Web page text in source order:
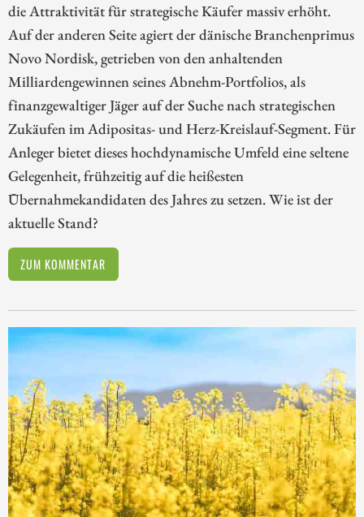
die Attraktivität für strategische Käufer massiv erhöht.
Auf der anderen Seite agiert der dänische Branchenprimus
Novo Nordisk, getrieben von den anhaltenden
Milliardengewinnen seines Abnehm-Portfolios, als
finanzgewaltiger Jäger auf der Suche nach strategischen
Zukäufen im Adipositas- und Herz-Kreislauf-Segment. Für
Anleger bietet dieses hochdynamische Umfeld eine seltene
Gelegenheit, frühzeitig auf die heißesten
Übernahmekandidaten des Jahres zu setzen. Wie ist der
aktuelle Stand?
ZUM KOMMENTAR